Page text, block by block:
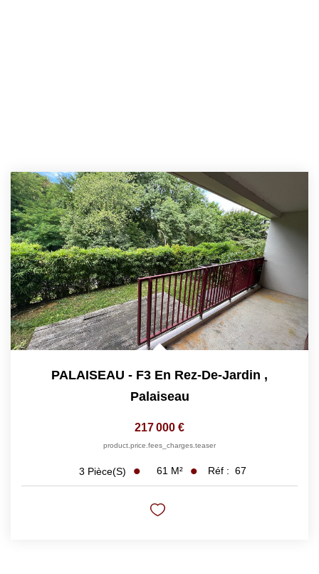
PALAISEAU - F3 En Rez-De-Jardin ,
Palaiseau
217 000 €
product.price.fees_charges.teaser
3 Pièce(s) 61 M² Réf : 67